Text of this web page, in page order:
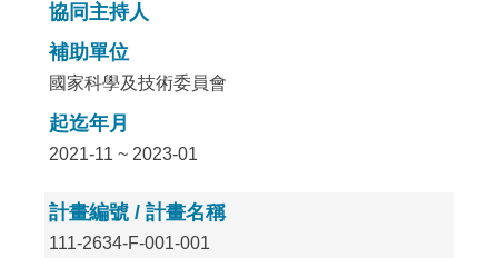
協同主持人
補助單位
國家科學及技術委員會
起迄年月
2021-11 ~ 2023-01
計畫編號 / 計畫名稱
111-2634-F-001-001